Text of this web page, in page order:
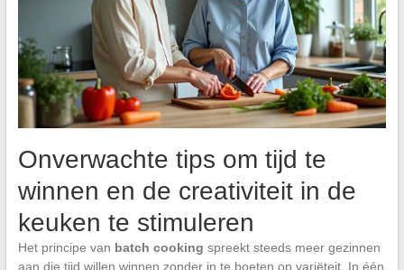
Onverwachte tips om tijd te
winnen en de creativiteit in de
keuken te stimuleren
Het principe van batch cooking spreekt steeds meer gezinnen
aan die tijd willen winnen zonder in te boeten op variëteit. In één